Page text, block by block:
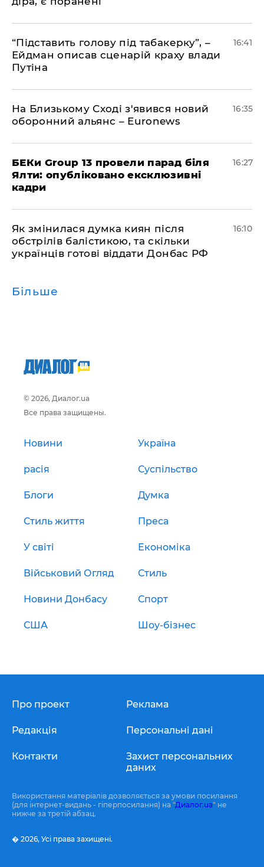
​“Підставить голову під табакерку”, –
Ейдман описав сценарій краху влади
Путіна
16:41
На Близькому Сході з'явився новий
оборонний альянс – Euronews
16:35
БЕКи Group 13 провели парад біля
Ялти: опубліковано ексклюзивні
кадри
16:27
Як змінилася думка киян після
обстрілів балістикою, та скільки
українців готові віддати Донбас РФ
16:10
Більше
© 2026, Диалог.ua
Все права защищены.
Новини Україна
расія Суспільство
Блоги Думка
Стиль життя Преса
У світі Економіка
Військовий Огляд Стиль
Новини Донбасу Спорт
США Шоу-бізнес
Про проект
Редакція
Контакти
Реклама
Персональні дані
Захист персональних
даних
Використання матеріалів дозволяється за умови посилання
(для інтернет-видань - гіперпосилання) на "Диалог.ua" не
нижче за третій абзац.
� 2026, Усі права захищені.